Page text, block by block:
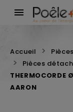

Accueil
Pièces
AARON